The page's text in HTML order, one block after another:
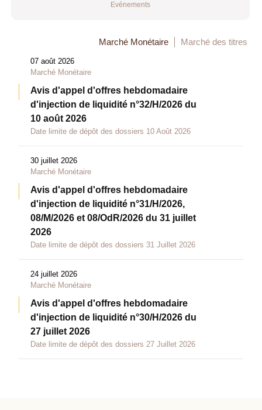
Evénements
Marché Monétaire Marché des titres
07 août 2026
Marché Monétaire
Avis d'appel d'offres hebdomadaire
d'injection de liquidité n°32/H/2026 du
10 août 2026
Date limite de dépôt des dossiers 10 Août 2026
30 juillet 2026
Marché Monétaire
Avis d'appel d'offres hebdomadaire
d'injection de liquidité n°31/H/2026,
08/M/2026 et 08/OdR/2026 du 31 juillet
2026
Date limite de dépôt des dossiers 31 Juillet 2026
24 juillet 2026
Marché Monétaire
Avis d'appel d'offres hebdomadaire
d'injection de liquidité n°30/H/2026 du
27 juillet 2026
Date limite de dépôt des dossiers 27 Juillet 2026